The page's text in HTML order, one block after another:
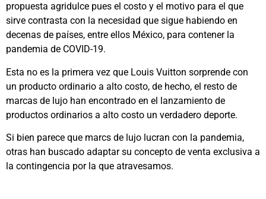
propuesta agridulce pues el costo y el motivo para el que
sirve contrasta con la necesidad que sigue habiendo en
decenas de países, entre ellos México, para contener la
pandemia de COVID-19.
Esta no es la primera vez que Louis Vuitton sorprende con
un producto ordinario a alto costo, de hecho, el resto de
marcas de lujo han encontrado en el lanzamiento de
productos ordinarios a alto costo un verdadero deporte.
Si bien parece que marcs de lujo lucran con la pandemia,
otras han buscado adaptar su concepto de venta exclusiva a
la contingencia por la que atravesamos.